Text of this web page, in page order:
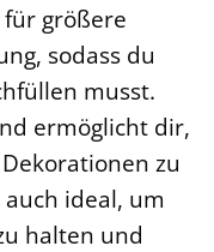
größere
sodass du
musst.
ermöglicht dir,
zu
ideal, um
halten und